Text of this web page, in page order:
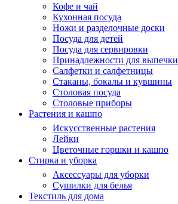
Кофе и чай
Кухонная посуда
Ножи и разделочные доски
Посуда для детей
Посуда для сервировки
Принадлежности для выпечки
Салфетки и салфетницы
Стаканы, бокалы и кувшины
Столовая посуда
Столовые приборы
Растения и кашпо
Искусственные растения
Лейки
Цветочные горшки и кашпо
Стирка и уборка
Аксессуары для уборки
Сушилки для белья
Текстиль для дома